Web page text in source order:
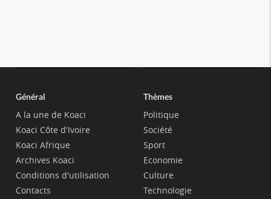
Général
A la une de Koaci
Koaci Côte d'Ivoire
Koaci Afrique
Archives Koaci
Conditions d'utilisation
Contacts
Thèmes
Politique
Société
Sport
Economie
Culture
Technologie